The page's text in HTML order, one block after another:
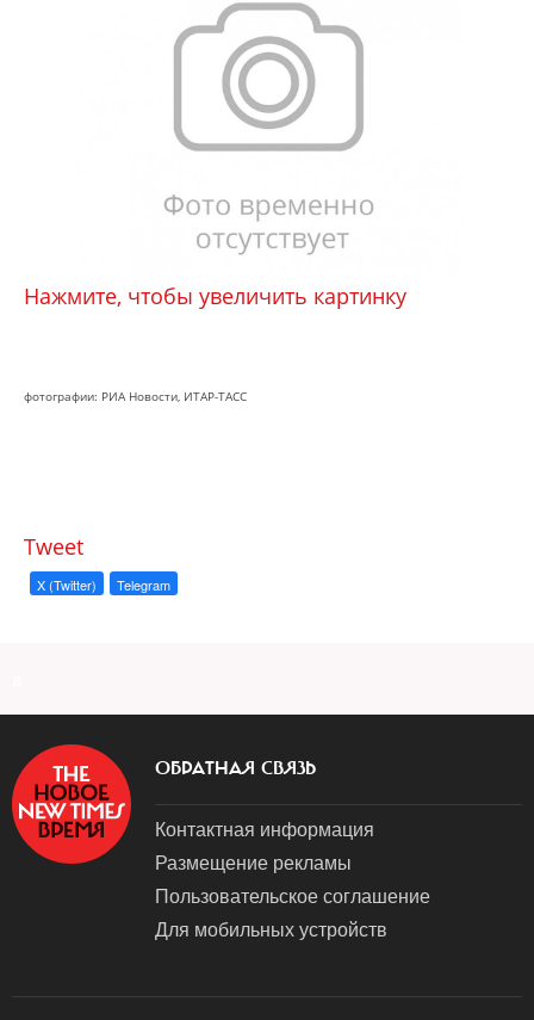
Нажмите, чтобы увеличить картинку
фотографии: РИА Новости, ИТАР-ТАСС
Tweet
X (Twitter) Telegram
ОБРАТНАЯ СВЯЗЬ
Контактная информация
Размещение рекламы
Пользовательское соглашение
Для мобильных устройств